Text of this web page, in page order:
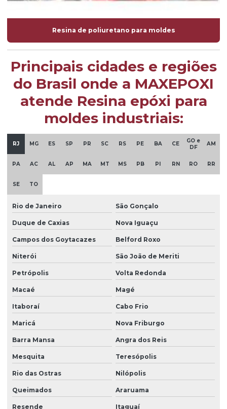
Resina de poliuretano para moldes
Principais cidades e regiões
do Brasil onde a MAXEPOXI
atende Resina epóxi para
moldes industriais:
RJ MG ES SP PR SC RS PE BA CE
GO e
DF
AM
PA AC AL AP MA MT MS PB PI RN RO RR
SE TO
Rio de Janeiro São Gonçalo
Duque de Caxias Nova Iguaçu
Campos dos Goytacazes Belford Roxo
Niterói São João de Meriti
Petrópolis Volta Redonda
Macaé Magé
Itaboraí Cabo Frio
Maricá Nova Friburgo
Barra Mansa Angra dos Reis
Mesquita Teresópolis
Rio das Ostras Nilópolis
Queimados Araruama
Resende Itaguaí